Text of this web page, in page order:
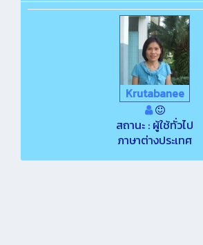
Krutabanee
สถานะ : ผู้ใช้ทั่วไป
ภาษาต่างประเทศ